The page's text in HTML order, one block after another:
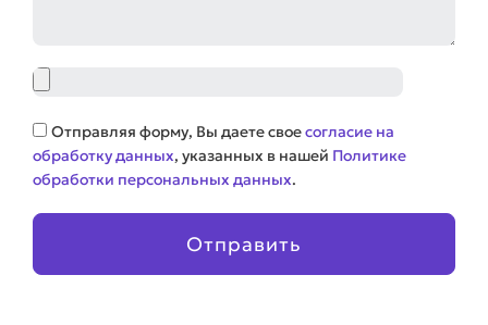
Файл
Соглашение
Отправляя форму, Вы даете своесогласие на
обработку данных, указанных в нашей Политике
обработки персональных данных.
Отправить